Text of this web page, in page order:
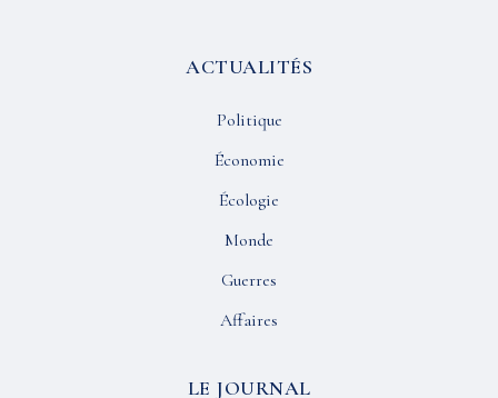
ACTUALITÉS
Politique
Économie
Écologie
Monde
Guerres
Affaires
LE JOURNAL